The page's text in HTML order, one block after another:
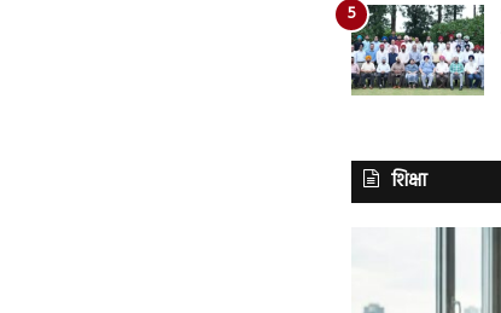
शिक्षा